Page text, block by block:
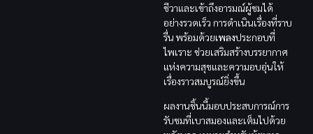
ชีวาและเข้าถึงอารมณ์ผู้ชมได้
อย่างรวดเร็ว การดำเนินเรื่องที่ราบ
รื่น พร้อมด้วยเพลงประกอบที่
ไพเราะ ช่วยเสริมสร้างบรรยากาศ
แห่งความสุขและความอบอุ่นให้
เรื่องราวสมบูรณ์ยิ่งขึ้น
ผลงานชิ้นนี้มอบประสบการณ์การ
รับชมที่เบาสมองและเต็มไปด้วย